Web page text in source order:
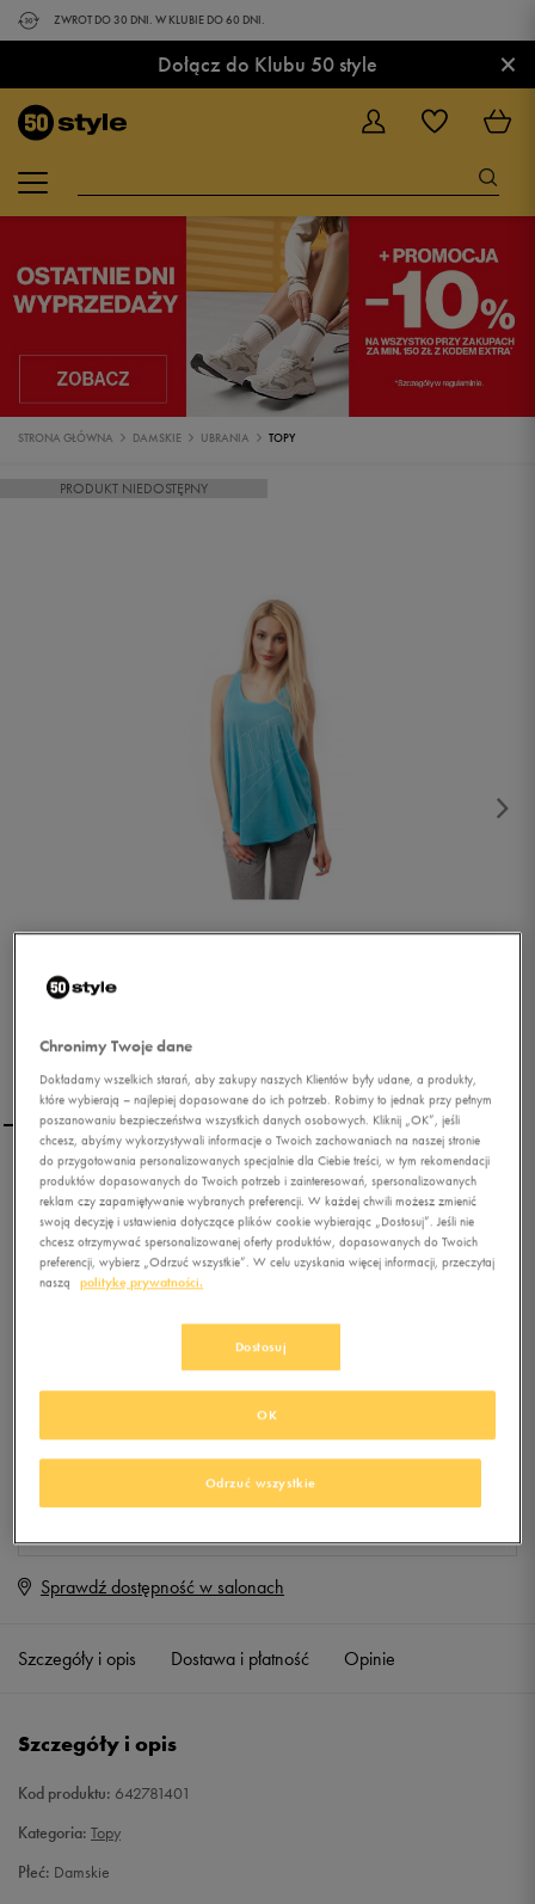
ZWROT DO 30 DNI. W KLUBIE DO 60 DNI.
Dołącz do Klubu 50 style ×
STRONA GŁÓWNA DAMSKIE UBRANIA TOPY
PRODUKT NIEDOSTĘPNY
NIKE TANK SIGNAL
0.0( 0)
19,99 złz Vat
Produkt niedostępny
Jeśli artykuł będzie ponownie dostępny, otrzymasz od nas powiadomienie.
XS Powiadom o dostępności
S Powiadom o dostępności
Sprawdź dostępność w salonach
Szczegóły i opis Dostawa i płatność Opinie
Szczegóły i opis
Kod produktu: 642781401
Kategoria: Topy
Płeć: Damskie
Chronimy Twoje dane
Dokładamy wszelkich starań, aby zakupy naszych Klientów były udane, a produkty,
które wybierają – najlepiej dopasowane do ich potrzeb. Robimy to jednak przy pełnym
poszanowaniu bezpieczeństwa wszystkich danych osobowych. Kliknij „OK”, jeśli
chcesz, abyśmy wykorzystywali informacje o Twoich zachowaniach na naszej stronie
do przygotowania personalizowanych specjalnie dla Ciebie treści, w tym rekomendacji
produktów dopasowanych do Twoich potrzeb i zainteresowań, spersonalizowanych
reklam czy zapamiętywanie wybranych preferencji. W każdej chwili możesz zmienić
swoją decyzję i ustawienia dotyczące plików cookie wybierając „Dostosuj”. Jeśli nie
chcesz otrzymywać spersonalizowanej oferty produktów, dopasowanych do Twoich
preferencji, wybierz „Odrzuć wszystkie”. W celu uzyskania więcej informacji, przeczytaj
naszą
politykę prywatności.
Dostosuj
Odrzuć wszystkie
OK